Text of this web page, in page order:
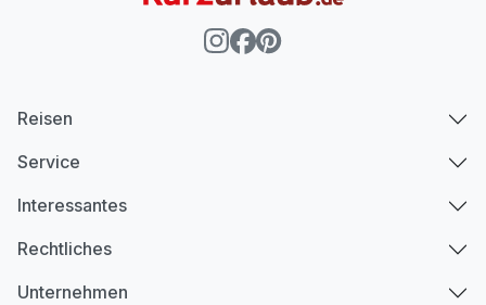
Reisen
Service
Interessantes
Rechtliches
Unternehmen